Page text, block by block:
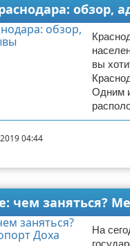
обзор,
вы
Одним
04:44
чем заняться?
На